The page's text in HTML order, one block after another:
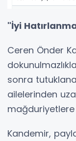
"İyi
Ceren Önder
sonra
ailelerinden
Kandemir,